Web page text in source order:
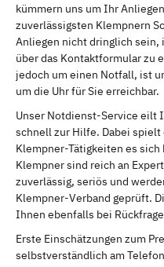
kümmern uns um Ihr
zuverlässigsten Klempnern
Anliegen nicht dringlich sein,
über das Kontaktformular zu
jedoch um einen Notfall, ist
um die Uhr für Sie erreichbar.
Unser Notdienst-Service eilt
schnell zur Hilfe. Dabei
Klempner-Tätigkeiten es
Klempner sind reich an
zuverlässig, seriös und
Klempner-Verband geprüft.
Ihnen ebenfalls bei
Erste Einschätzungen zum
selbstverständlich am